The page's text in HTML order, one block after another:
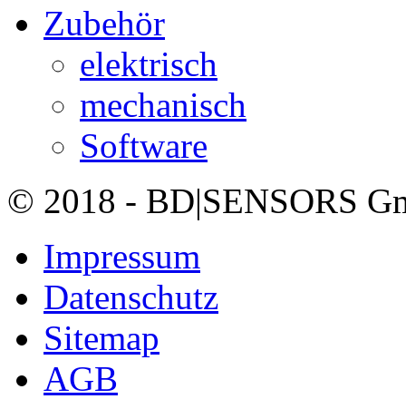
Zubehör
elektrisch
mechanisch
Software
© 2018 - BD|SENSORS
Impressum
Datenschutz
Sitemap
AGB